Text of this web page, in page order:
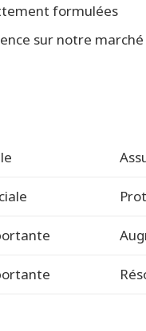
formulées
sur notre marché